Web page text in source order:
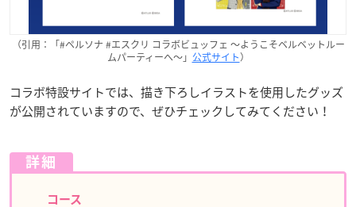
（引用：「#ペルソナ #エスクリ コラボビュッフェ 〜ようこそベルベットルー
ムパーティーへ〜」 公式サイト）
コラボ特設サイトでは、描き下ろしイラストを使用したグッズ
が公開されていますので、ぜひチェックしてみてください！
詳細
コース